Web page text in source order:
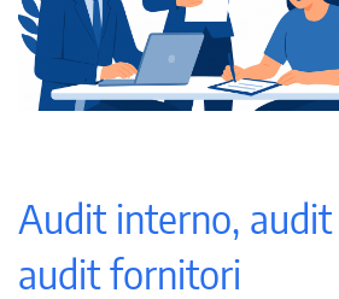
Audit interno,
audit fornitori